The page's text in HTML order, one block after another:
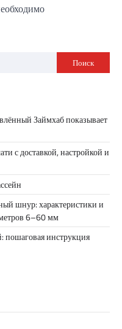
Поиск
Займхаб показывает
с доставкой, настройкой и
шнур: характеристики и
6–60 мм
пошаговая инструкция